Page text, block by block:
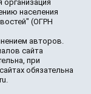
населения
(ОГРН
авторов.
сайта
при
обязательна